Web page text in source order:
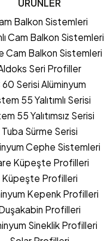
ÜRÜNLER
Balkon Sistemleri
Cam Balkon Sistemleri
Cam Balkon Sistemleri
Seri Profiller
60 Serisi Alüminyum
55 Yalıtımlı Serisi
55 Yalıtımsız Serisi
Tuba Sürme Serisi
Cephe Sistemleri
Küpeşte Profilleri
Küpeşte Profilleri
Kepenk Profilleri
Profilleri
Sineklik Profilleri